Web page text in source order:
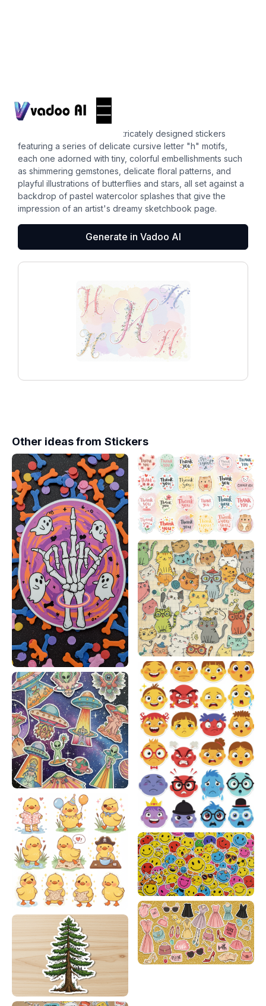
cursive h
A whimsical collection of intricately designed stickers
featuring a series of delicate cursive letter "h" motifs,
each one adorned with tiny, colorful embellishments such
as shimmering gemstones, delicate floral patterns, and
playful illustrations of butterflies and stars, all set against a
backdrop of pastel watercolor splashes that give the
impression of an artist's dreamy sketchbook page.
Generate in Vadoo AI
Other ideas from Stickers